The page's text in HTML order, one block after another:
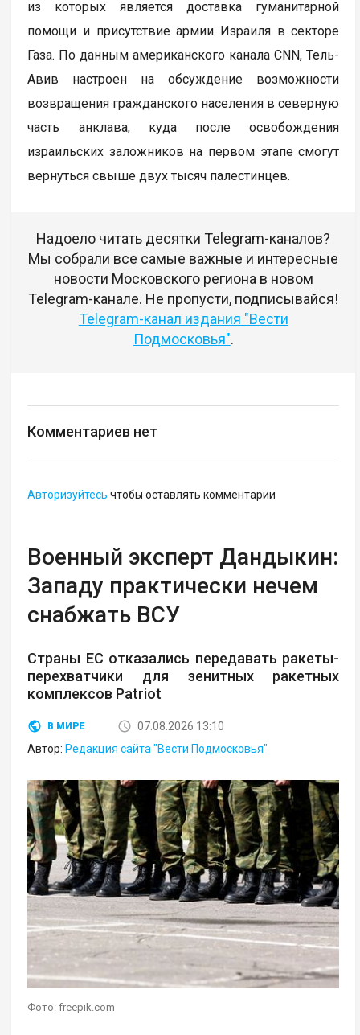
из которых является доставка гуманитарной
помощи и присутствие армии Израиля в секторе
Газа. По данным американского канала CNN, Тель-
Авив настроен на обсуждение возможности
возвращения гражданского населения в северную
часть анклава, куда после освобождения
израильских заложников на первом этапе смогут
вернуться свыше двух тысяч палестинцев.
Надоело читать десятки Telegram-каналов?
Мы собрали все самые важные и интересные
новости Московского региона в новом
Telegram-канале. Не пропусти, подписывайся!
Telegram-канал издания "Вести
Подмосковья".
Комментариев нет
Авторизуйтесь чтобы оставлять комментарии
Военный эксперт Дандыкин:
Западу практически нечем
снабжать ВСУ
Страны ЕС отказались передавать ракеты-
перехватчики для зенитных ракетных
комплексов Patriot
В МИРЕ
07.08.2026 13:10
Автор: Редакция сайта "Вести Подмосковья"
Фото: freepik.com